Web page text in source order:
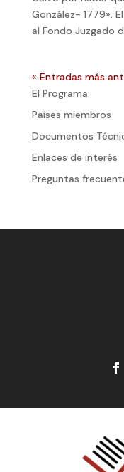
González- 1779».
al Fondo Juzgado
« Entradas más
El Programa
Países miembros
Documentos
Enlaces de interés
Preguntas